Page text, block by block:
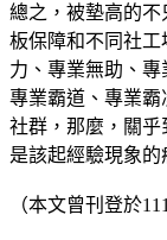
總之，被墊高的
板保障和不同社
力、專業無助、專
專業霸道、專業
社群，那麼，關
是該起經驗現象的
（本文曾刊登於